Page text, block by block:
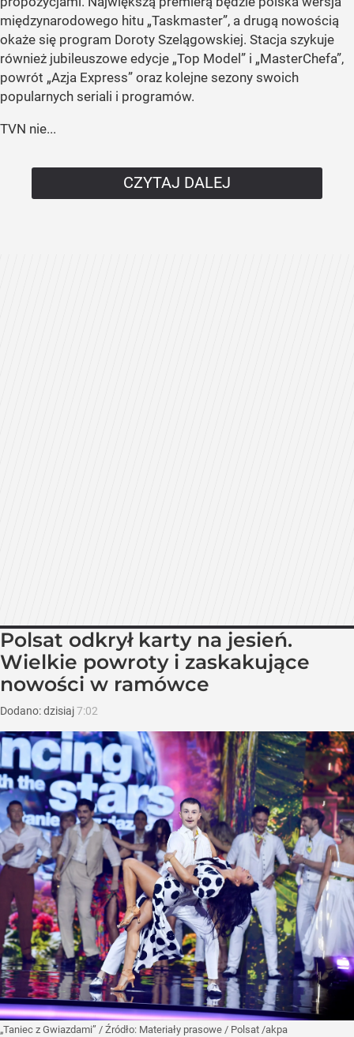
międzynarodowego hitu „Taskmaster”, a drugą nowością
okaże się program Doroty Szelągowskiej. Stacja szykuje
również jubileuszowe edycje „Top Model” i „MasterChefa”,
powrót „Azja Express” oraz kolejne sezony swoich
popularnych seriali i programów.
TVN nie...
CZYTAJ DALEJ
Polsat odkrył karty na jesień.
Wielkie powroty i zaskakujące
nowości w ramówce
Dodano:dzisiaj7:02
„Taniec z Gwiazdami” / Źródło: Materiały prasowe / Polsat /akpa